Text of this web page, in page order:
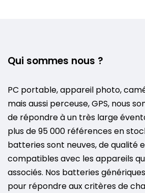
Qui sommes nous ?
PC portable, appareil photo,
mais aussi perceuse, GPS, nous
de répondre à un très large
plus de 95 000 références en
batteries sont neuves, de qualité
compatibles avec les appareils
associés. Nos batteries
pour répondre aux critères de